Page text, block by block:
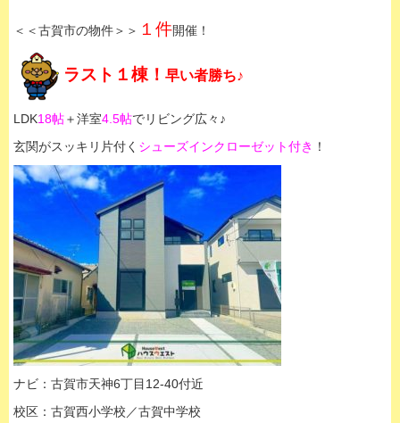
＜＜古賀市の物件＞＞ １件開催！
ラスト１棟！ 早い者勝ち♪
LDK18帖＋洋室4.5帖でリビング広々♪
玄関がスッキリ片付く シューズインクローゼット付き ！
ナビ：古賀市天神6丁目12-40付近
校区：古賀西小学校／古賀中学校